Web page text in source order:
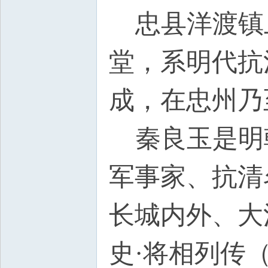
忠县洋渡镇
堂，系明代
成，在忠州
秦良玉是
军事家、抗
长城内外、
史·将相列传